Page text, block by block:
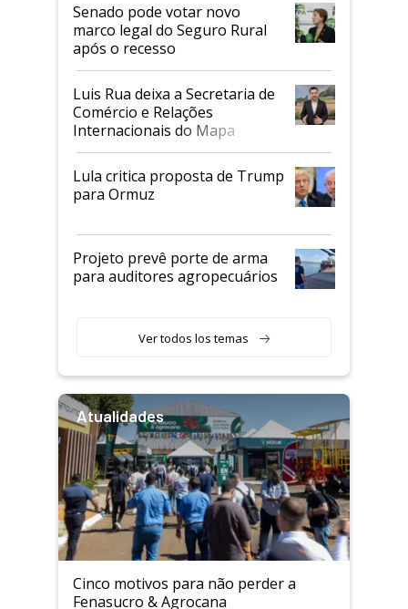
Senado pode votar novo
marco legal do Seguro Rural
após o recesso
Luis Rua deixa a Secretaria de
Comércio e Relações
Internacionais do Mapa
Lula critica proposta de Trump
para Ormuz
Projeto prevê porte de arma
para auditores agropecuários
Ver todos los temas
Atualidades
Cinco motivos para não perder a
Fenasucro & Agrocana